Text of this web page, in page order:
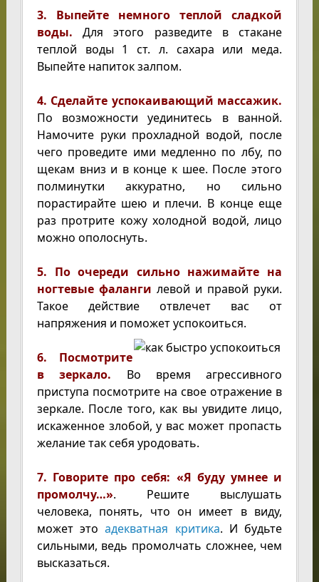
3. Выпейте немного теплой сладкой
воды. Для этого разведите в стакане
теплой воды 1 ст. л. сахара или меда.
Выпейте напиток залпом.
4. Сделайте успокаивающий массажик.
По возможности уединитесь в ванной.
Намочите руки прохладной водой, после
чего проведите ими медленно по лбу, по
щекам вниз и в конце к шее. После этого
полминутки аккуратно, но сильно
порастирайте шею и плечи. В конце еще
раз протрите кожу холодной водой, лицо
можно ополоснуть.
5. По очереди сильно нажимайте на
ногтевые фаланги левой и правой руки.
Такое действие отвлечет вас от
напряжения и поможет успокоиться.
6. Посмотрите
в зеркало.
Во время агрессивного
приступа посмотрите на свое отражение в
зеркале. После того, как вы увидите лицо,
искаженное злобой, у вас может пропасть
желание так себя уродовать.
7. Говорите про себя: «Я буду умнее и
промолчу…». Решите выслушать
человека, понять, что он имеет в виду,
может этоадекватная критика. И будьте
сильными, ведь промолчать сложнее, чем
высказаться.